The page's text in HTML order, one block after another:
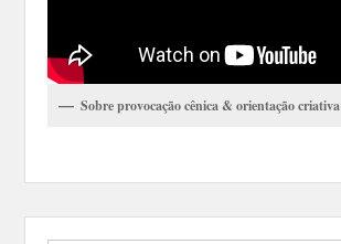
Sobre provocação cênica & orientação criativa